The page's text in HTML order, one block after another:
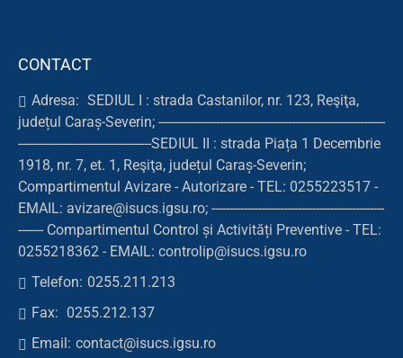
CONTACT
Adresa: SEDIUL I : strada Castanilor, nr. 123, Reşiţa,
județul Caraș-Severin; ---------------------------------------------------------------
-------------------------------------SEDIUL II : strada Piața 1 Decembrie
1918, nr. 7, et. 1, Reşiţa, județul Caraș-Severin;
Compartimentul Avizare - Autorizare - TEL: 0255223517 -
EMAIL: avizare@isucs.igsu.ro; ------------------------------------------------
------- Compartimentul Control și Activități Preventive - TEL:
0255218362 - EMAIL: controlip@isucs.igsu.ro
Telefon: 0255.211.213
Fax: 0255.212.137
Email: contact@isucs.igsu.ro